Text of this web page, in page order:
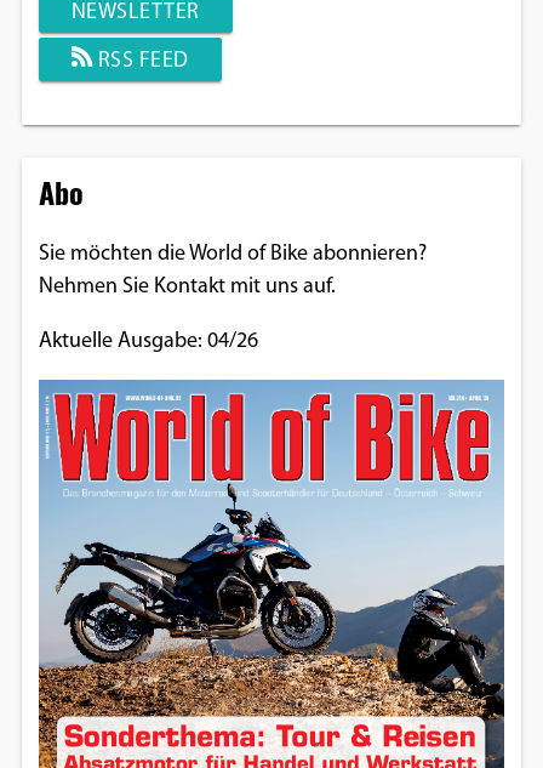
NEWSLETTER
RSS FEED
Abo
Sie möchten die World of Bike abonnieren?
Nehmen Sie Kontakt mit uns auf.
Aktuelle Ausgabe: 04/26